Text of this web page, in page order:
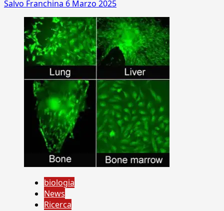
Salvo Franchina 6 Marzo 2025
biologia
News
Ricerca